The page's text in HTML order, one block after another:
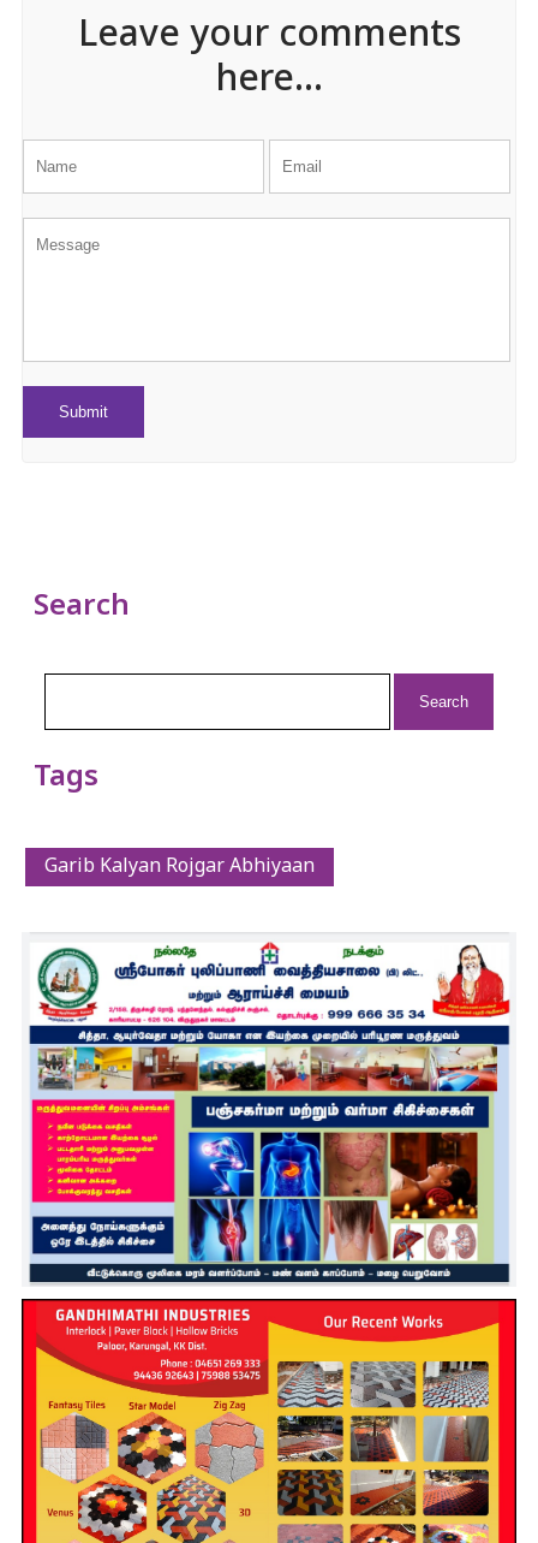
Leave your comments
here...
Search
Tags
Garib Kalyan Rojgar Abhiyaan